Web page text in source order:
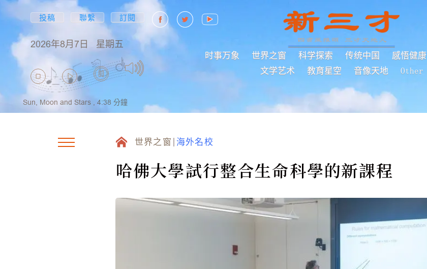
投稿 聯繫 訂閱
2026年8月7日 星期五
时事万象 世界之窗 科学探索 传统中国 感悟健康
文学艺术
教育星空 音像天地 Other
Sun, Moon and Stars , 4:38 分鐘
世界之窗 海外名校
哈佛大學試行整合生命科學的新課程